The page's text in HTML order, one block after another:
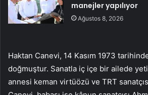
manejler yapılıyor
Ağustos 8, 2026
Haktan Canevi, 14 Kasım 1973
doğmuştur. Sanatla iç içe bir ailede
annesi keman virtüözü ve TRT